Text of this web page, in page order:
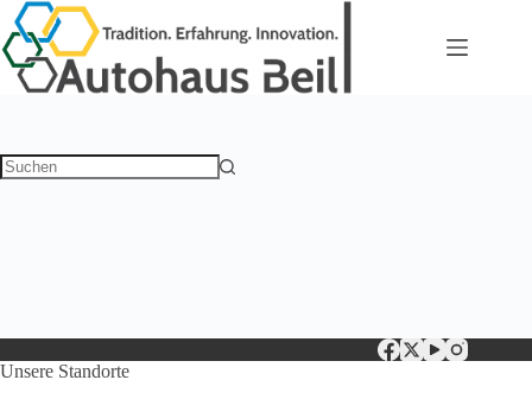
Zum
Inhalt
springen
Unsere Standorte